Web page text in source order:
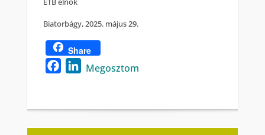
Biatorbágy, 2025. május 29.
Share
FacebookLinkedIn
Megosztom